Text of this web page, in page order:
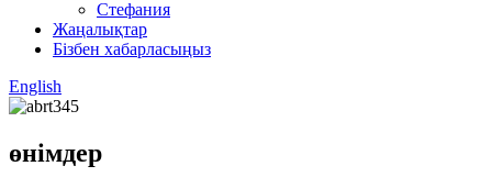
Стефания
Жаңалықтар
Бізбен хабарласыңыз
English
өнімдер